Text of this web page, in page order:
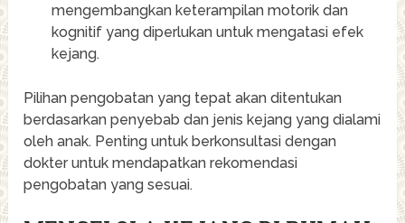
mengembangkan keterampilan motorik dan
kognitif yang diperlukan untuk mengatasi efek
kejang.
Pilihan pengobatan yang tepat akan ditentukan
berdasarkan penyebab dan jenis kejang yang dialami
oleh anak. Penting untuk berkonsultasi dengan
dokter untuk mendapatkan rekomendasi
pengobatan yang sesuai.